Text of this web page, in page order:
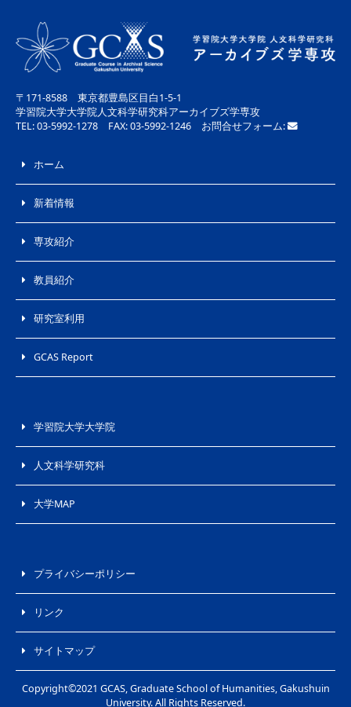
〒171-8588 東京都豊島区目白1-5-1
学習院大学大学院人文科学研究科アーカイブズ学専攻
TEL: 03-5992-1278 FAX: 03-5992-1246 お問合せフォーム:
ホーム
新着情報
専攻紹介
教員紹介
研究室利用
GCAS Report
学習院大学大学院
人文科学研究科
大学MAP
プライバシーポリシー
リンク
サイトマップ
Copyright©2021 GCAS, Graduate School of Humanities, Gakushuin
University. All Rights Reserved.